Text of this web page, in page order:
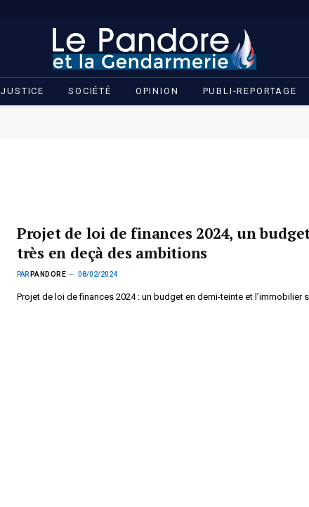
JUSTICE SOCIÉTÉ OPINION PUBLI-REPORTAGE
Projet de loi de finances 2024, un
très en deçà des ambitions
PAR PANDORE 08/02/2024
Projet de loi de finances 2024 : un budget en demi-teinte et l’immobilier